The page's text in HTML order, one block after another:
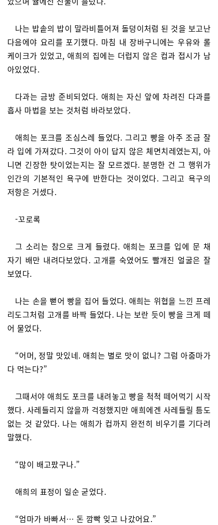
나는 밥솥의 밥이 말라비틀어져 돌덩이처럼 된 것을 보고난
다음에야 요리를 포기했다. 마침 내 장바구니에는 우유와 롤
케이크가 있었고, 애희의 집에는 더럽지 않은 컵과 접시가 남
아있었다.
다과는 금방 준비되었다. 애희는 자신 앞에 차려진 다과를
흡사 마법을 보는 것처럼 바라보았다.
애희는 포크를 조심스레 들었다. 그리고 빵을 아주 조금 잘
라 입에 가져갔다. 그것이 아이 답지 않은 체면치레였는지, 아
니면 긴장한 탓이었는지는 잘 모르겠다. 분명한 건 그 행위가
인간의 기본적인 욕구에 반한다는 것이었다. 그리고 욕구의
저항은 거셌다.
-꼬로록
그 소리는 참으로 크게 들렸다. 애희는 포크를 입에 문 채
자기 배만 내려다보았다. 고개를 숙였어도 빨개진 얼굴은 잘
보였다.
나는 손을 뻗어 빵을 집어 들었다. 애희는 위협을 느낀 프레
리도그처럼 고개를 바짝 들었다. 나는 보란 듯이 빵을 크게 떼
어 물었다.
“어머, 정말 맛있네. 애희는 별로 맛이 없니? 그럼 아줌마가
다 먹는다?”
그때서야 애희도 포크를 내려놓고 빵을 척척 떼어먹기 시작
했다. 사레들리지 않을까 걱정했지만 애희에겐 사레들릴 틈도
없는 것 같았다. 나는 애희가 컵까지 완전히 비우기를 기다려
말했다.
“많이 배고팠구나.”
애희의 표정이 일순 굳었다.
“엄마가 바빠서… 돈 깜빡 잊고 나갔어요.”